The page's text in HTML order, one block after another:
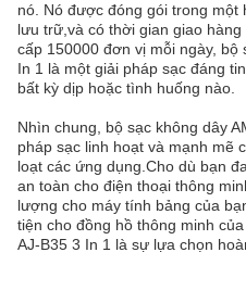
nó. Nó được đóng gói trong một
lưu trữ,và có thời gian giao
cấp 150000 đơn vị mỗi ngày, bộ
In 1 là một giải pháp sạc đáng
bất kỳ dịp hoặc tình huống nào.
Nhìn chung, bộ sạc không dây
pháp sạc linh hoạt và mạnh mẽ
loạt các ứng dụng.Cho dù bạn
an toàn cho điện thoại thông
lượng cho máy tính bảng của
tiện cho đồng hồ thông minh
AJ-B35 3 In 1 là sự lựa chọn